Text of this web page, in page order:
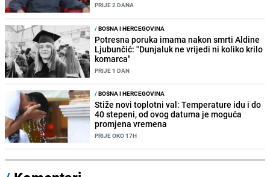
PRIJE 2 DANA
/BOSNA I HERCEGOVINA
Potresna poruka imama nakon smrti Aldine
Ljubunčić: "Dunjaluk ne vrijedi ni koliko krilo
komarca"
PRIJE 1 DAN
/BOSNA I HERCEGOVINA
Stiže novi toplotni val: Temperature idu i do
40 stepeni, od ovog datuma je moguća
promjena vremena
PRIJE OKO 17H